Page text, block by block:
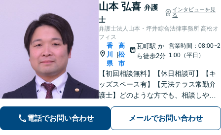
山本 弘喜 弁護
士
インタビューを見
る
弁護士法人山本・坪井綜合法律事務所 高松オ
フィス
香
川
県
高
松
市
瓦町駅 か
ら徒歩2分
営業時間：08:00~2
1:00（平日）
【初回相談無料】【休日相談可】【キ
ッズスペース有】【元法テラス常勤弁
護士】どのような方でも、相談しやす
い環境を整えています。依頼者様に寄
り添った対応を心がけています。【離
婚・男女問題】DV被害へ積極的に対
電話でお問い合わせ メールでお問い合わせ